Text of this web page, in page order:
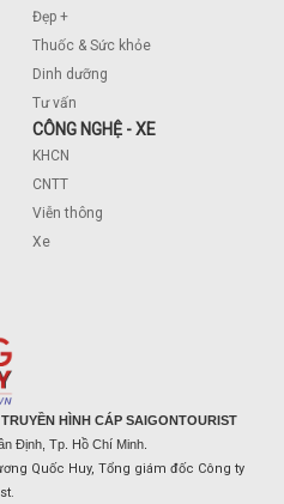
Đẹp +
Thuốc & Sức khỏe
Dinh dưỡng
Tư vấn
CÔNG NGHỆ - XE
KHCN
CNTT
Viễn thông
Xe
HÌNH CÁP SAIGONTOURIST
Định, Tp. Hồ Chí Minh.
Quốc Huy, Tổng giám đốc Công ty